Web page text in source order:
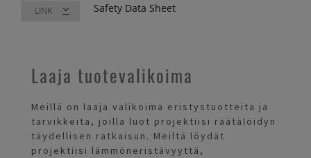
LINK Safety Data Sheet
Laaja tuotevalikoima
Meillä on laaja valikoima eristystuotteita ja
tarvikkeita, joilla luot projektiisi räätälöidyn
täydellisen ratkaisun. Meiltä löydät
projektiisi lämmöneristävyyttä,